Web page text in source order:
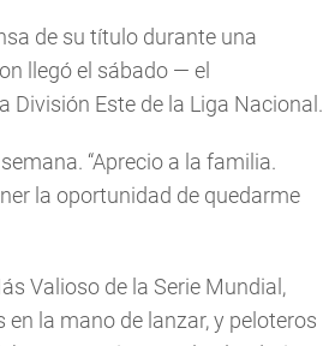
de su título durante una
llegó el sábado — el
Este de la Liga Nacional.
“Aprecio a la familia.
la oportunidad de quedarme
Valioso de la Serie Mundial,
la mano de lanzar, y peloteros